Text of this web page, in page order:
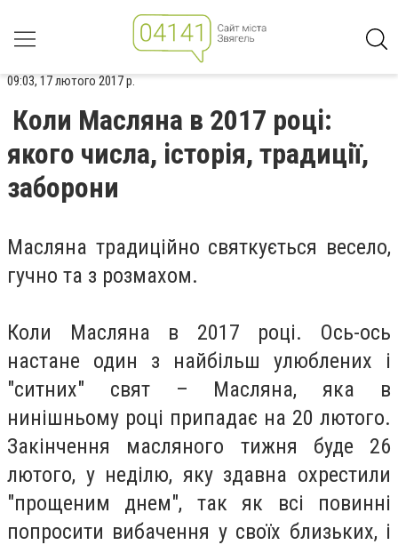
09:03, 17 лютого 2017 р.
Коли Масляна в 2017 році:
якого числа, історія, традиції,
заборони
Масляна традиційно святкується весело,
гучно та з розмахом.
Коли Масляна в 2017 році. Ось-ось
настане один з найбільш улюблених і
"ситних" свят – Масляна, яка в
нинішньому році припадає на 20 лютого.
Закінчення масляного тижня буде 26
лютого, у неділю, яку здавна охрестили
"прощеним днем", так як всі повинні
попросити вибачення у своїх близьких, і